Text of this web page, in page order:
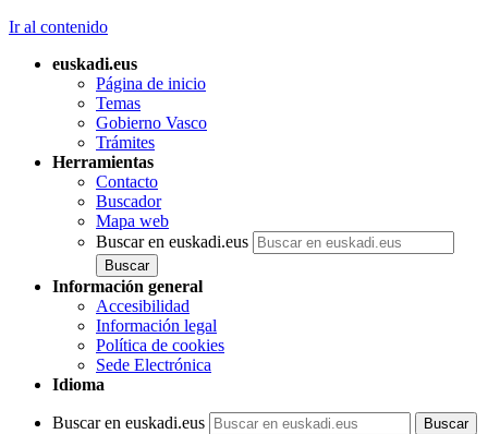
Ir al contenido
euskadi.eus
Página de inicio
Temas
Gobierno Vasco
Trámites
Herramientas
Contacto
Buscador
Mapa web
Buscar en euskadi.eus
Información general
Accesibilidad
Información legal
Política de cookies
Sede Electrónica
Idioma
Buscar en euskadi.eus